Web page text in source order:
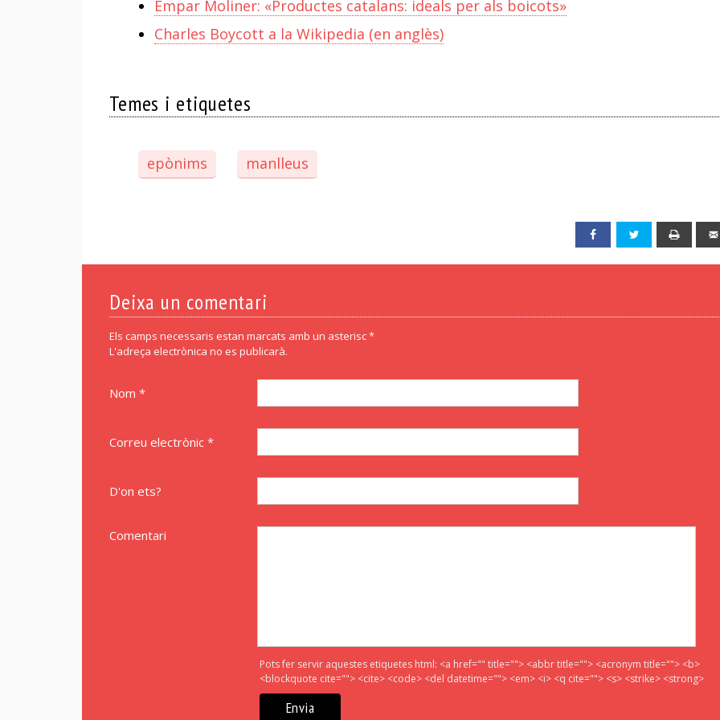
Empar Moliner: «Productes catalans: ideals per als boicots»
Charles Boycott a la Wikipedia (en anglès)
Temes i etiquetes
epònims manlleus
Facebook Twitter
Deixa un comentari
Els camps necessaris estan marcats amb un asterisc *
L'adreça electrònica no es publicarà.
Nom *
Correu electrònic *
D'on ets?
Comentari
Pots fer servir aquestes etiquetes html: <a href="" title=""> <abbr title=""> <acronym title=""> <b>
<blockquote cite=""> <cite> <code> <del datetime=""> <em> <i> <q cite=""> <s> <strike> <strong>